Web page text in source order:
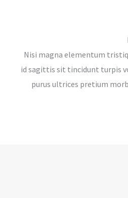
Nisi magna elementum
id sagittis sit tincidunt turpis
purus ultrices pretium